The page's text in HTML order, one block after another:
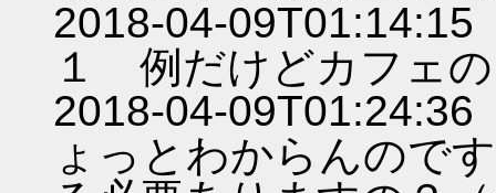
2018-04-
１ 例だけどカフェ
2018-04-
ょっとわからんので